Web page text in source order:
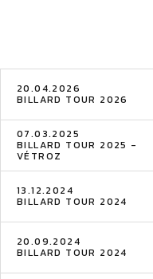
20.04.2026
BILLARD TOUR 2026
07.03.2025
BILLARD TOUR 2025 -
VÉTROZ
13.12.2024
BILLARD TOUR 2024
20.09.2024
BILLARD TOUR 2024